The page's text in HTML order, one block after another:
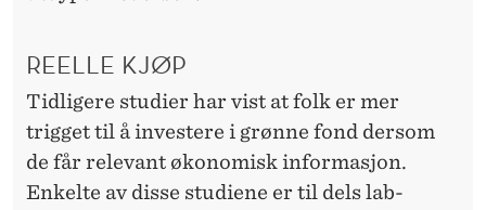
REELLE KJØP
Tidligere studier har vist at folk er mer
trigget til å investere i grønne fond dersom
de får relevant økonomisk informasjon.
Enkelte av disse studiene er til dels lab-